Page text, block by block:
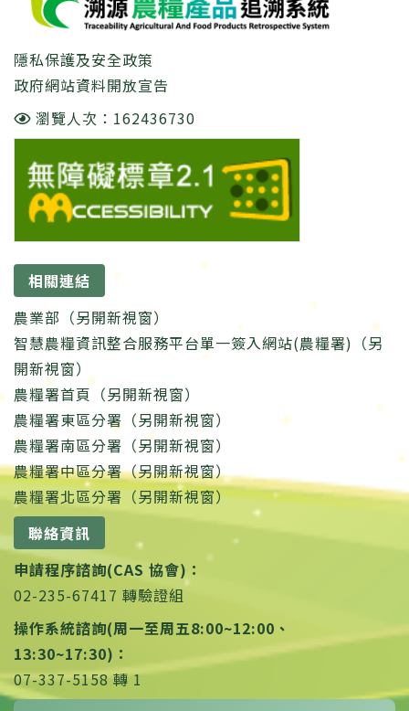
隱私保護及安全政策
政府網站資料開放宣告
瀏覽人次：162436730
相關連結
農業部（另開新視窗）
智慧農糧資訊整合服務平台單一簽入網站(農糧署)（另
開新視窗）
農糧署首頁（另開新視窗）
農糧署東區分署（另開新視窗）
農糧署南區分署（另開新視窗）
農糧署中區分署（另開新視窗）
農糧署北區分署（另開新視窗）
聯絡資訊
申請程序諮詢(CAS 協會)：
02-235-67417 轉驗證組
操作系統諮詢(周一至周五8:00~12:00、
13:30~17:30)：
07-337-5158 轉 1